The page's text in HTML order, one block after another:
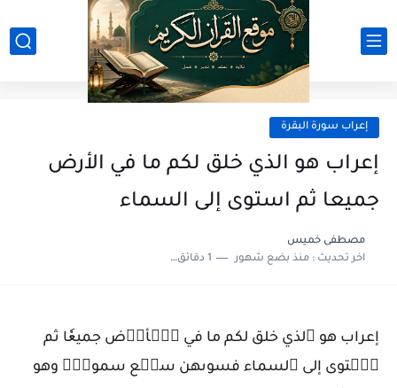
إعراب سورة البقرة
إعراب هو الذي خلق لكم ما في الأرض
جميعا ثم استوى إلى السماء
مصطفى خميس
اخر تحديث :منذ بضع شهور 1 دقائق للقراءة
إعراب هو ٱلذي خلق لكم ما في ٱلۡأرۡض جميعٗا ثم
ٱسۡتوى إلى ٱلسماء فسوىهن سبۡع سموتٖۚ وهو